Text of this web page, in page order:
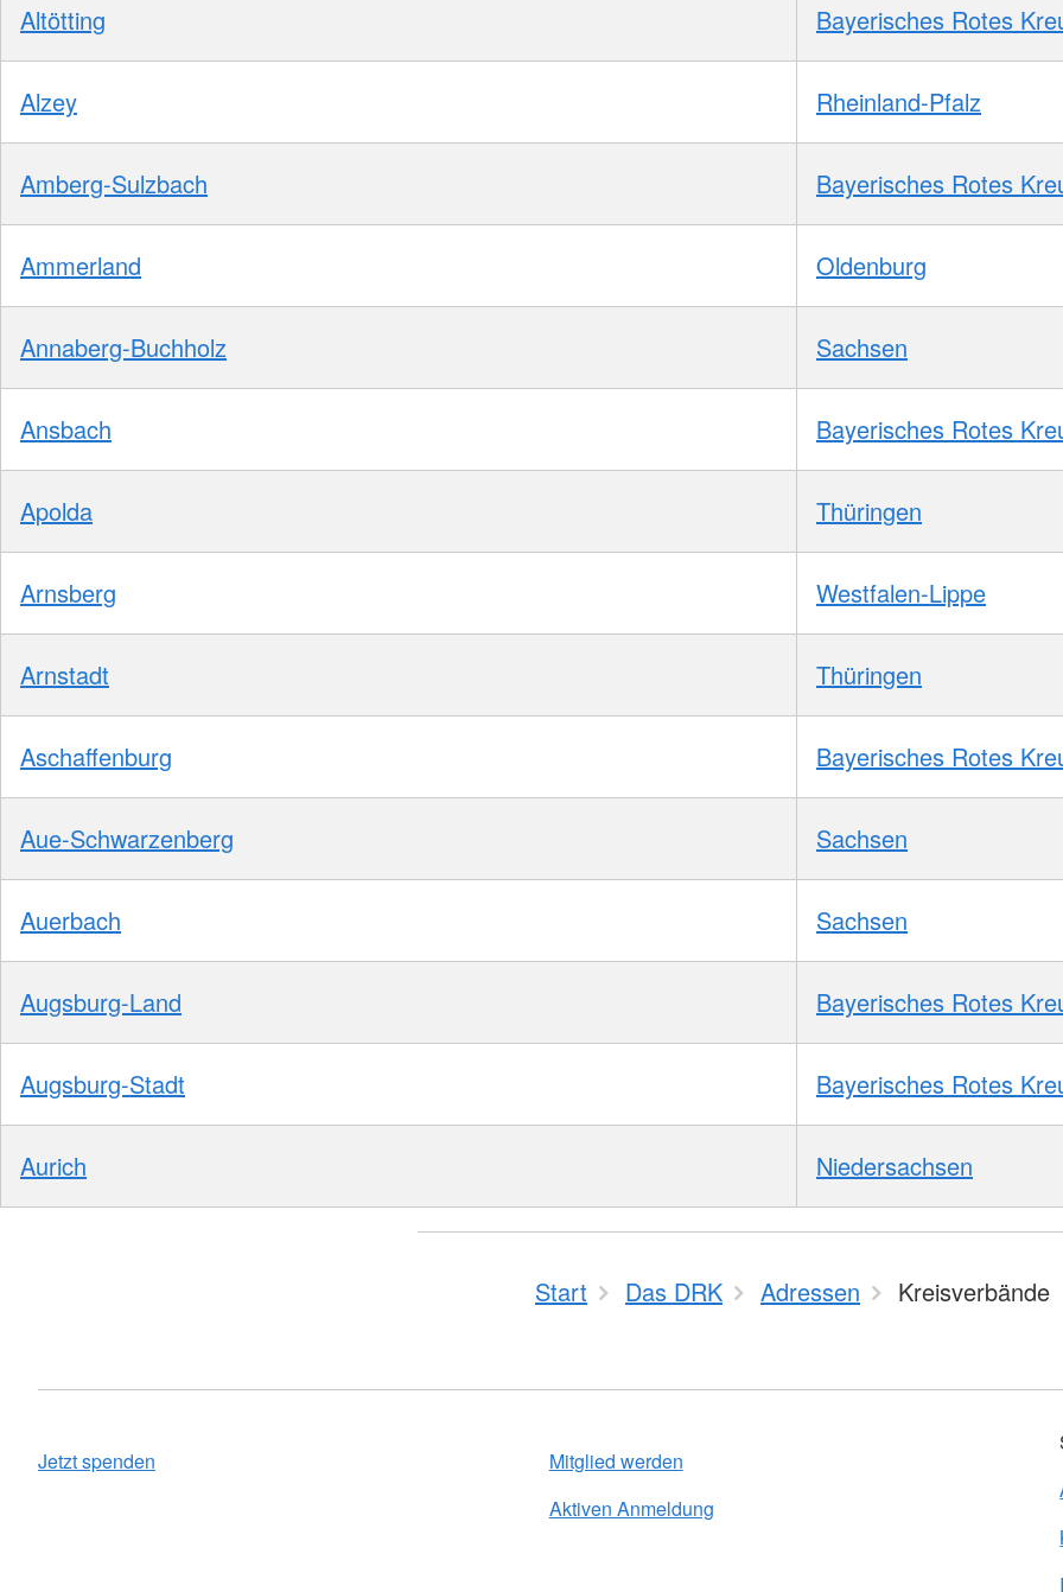
Altötting Bayerisches Rotes
Alzey Rheinland-Pfalz
Amberg-Sulzbach Bayerisches Rotes
Ammerland Oldenburg
Annaberg-Buchholz Sachsen
Ansbach Bayerisches Rotes
Apolda Thüringen
Arnsberg Westfalen-Lippe
Arnstadt Thüringen
Aschaffenburg Bayerisches Rotes
Aue-Schwarzenberg Sachsen
Auerbach Sachsen
Augsburg-Land Bayerisches Rotes
Augsburg-Stadt Bayerisches Rotes
Aurich Niedersachsen
Start Das DRK Adressen Kreisverbände
Jetzt spenden
Mitglied werden
Aktiven Anmeldung